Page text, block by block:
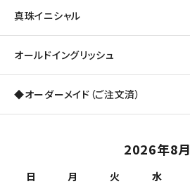
真珠イニシャル
オールドイングリッシュ
◆オーダーメイド（ご注文済）
2026年8月
日 月 火 水